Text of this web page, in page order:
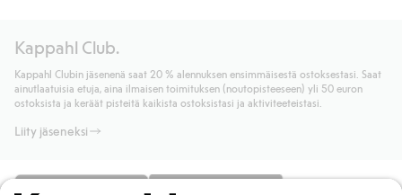
noutopisteeseen tai pakettiautomaattiin ja PostNordin
kotiinkuljetuksella 6,99 €, riippumatta ostosummasta.
Lue lisää
Lisätietoja Klarnan maksuehdoista
Lue lisää
Kappahl Club.
Kappahl Clubin jäsenenä saat 20 % alennuksen ensimmäisestä ostoksestasi. Saat
ainutlaatuisia etuja, aina ilmaisen toimituksen (noutopisteeseen) yli 50 euron
ostoksista ja keräät pisteitä kaikista ostoksistasi ja aktiviteeteistasi.
Liity jäseneksi